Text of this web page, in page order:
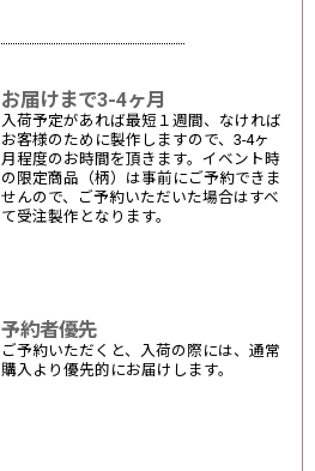
お届けまで3-4ヶ月
入荷予定があれば最短１週間、なければ
お客様のために製作しますので、3-4ヶ
月程度のお時間を頂きます。イベント時
の限定商品（柄）は事前にご予約できま
せんので、ご予約いただいた場合はすべ
て受注製作となります。
予約者優先
ご予約いただくと、入荷の際には、通常
購入より優先的にお届けします。